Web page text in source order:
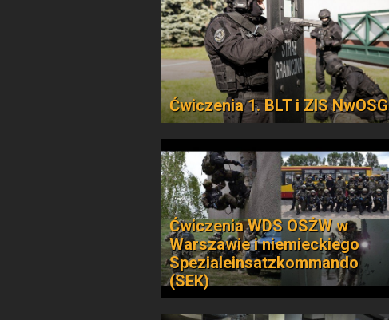
Ćwiczenia 1. BLT i ZIS NwOSG
Ćwiczenia WDS OSŻW w
Warszawie i niemieckiego
Spezialeinsatzkommando
(SEK)